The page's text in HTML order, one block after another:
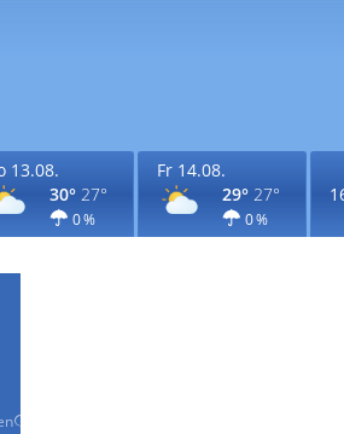
13.08.
30° 27°
0 %
Fr 14.08.
29° 27°
0 %